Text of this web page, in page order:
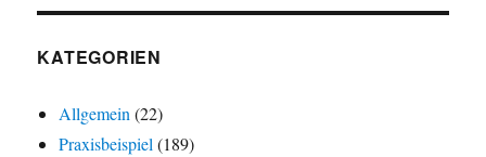
KATEGORIEN
Allgemein (22)
Praxisbeispiel (189)